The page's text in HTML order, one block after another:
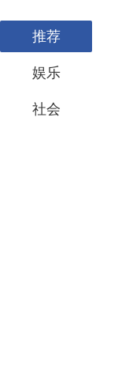
推荐
娱乐
社会